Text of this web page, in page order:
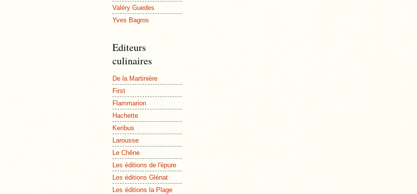
Valéry Guedes
Yves Bagros
Editeurs
culinaires
De la Martinière
First
Flammarion
Hachette
Keribus
Larousse
Le Chêne
Les éditions de l'épure
Les éditions Glénat
Les éditions la Plage